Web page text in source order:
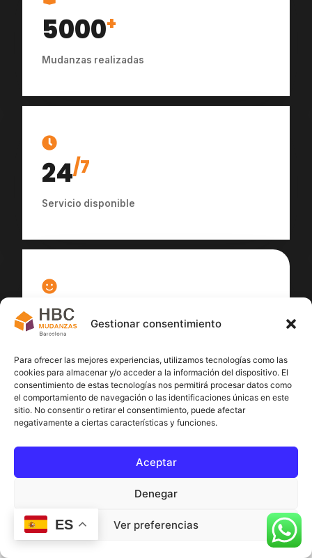
Gestionar consentimiento
Para ofrecer las mejores experiencias, utilizamos tecnologías como las
cookies para almacenar y/o acceder a la información del dispositivo. El
consentimiento de estas tecnologías nos permitirá procesar datos como
el comportamiento de navegación o las identificaciones únicas en este
sitio. No consentir o retirar el consentimiento, puede afectar
negativamente a ciertas características y funciones.
Aceptar
Denegar
Ver preferencias
5000+
Mudanzas realizadas
24/7
Servicio disponible
100
ES